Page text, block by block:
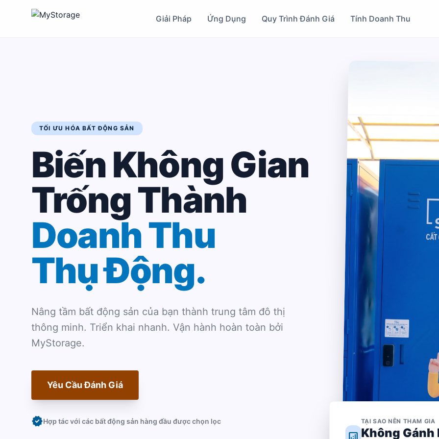
Giải Pháp Ứng Dụng Quy Trình Đánh Giá Tính Doanh Thu
TỐI ƯU HÓA BẤT ĐỘNG SẢN
Biến Không Gian
Trống Thành
Doanh Thu
Thụ Động.
Nâng tầm bất động sản của bạn thành trung tâm đô thị
thông minh. Triển khai nhanh. Vận hành hoàn toàn bởi
MyStorage.
Yêu Cầu Đánh Giá
verifiedHợp tác với các bất động sản hàng đầu được chọn lọc TẠI SAO NÊN THAM GIA
Không Gánh